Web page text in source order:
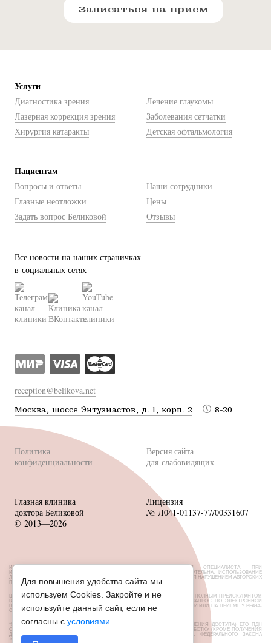
Записаться на прием
Услуги
Диагностика зрения
Лазерная коррекция зрения
Хирургия катаракты
Лечение глаукомы
Заболевания сетчатки
Детская офтальмология
Пациентам
Вопросы и ответы
Глазные неотложки
Задать вопрос Беликовой
Наши сотрудники
Цены
Отзывы
Все новости на наших страничках
в социальных сетях
reception@belikova.net
Москва, шоссе Энтузиастов, д. 1, корп. 2 8-20
Политика
конфиденциальности
Версия сайта
для слабовидящих
Глазная клиника
доктора Беликовой
© 2013—2026
Лицензия
№ Л041-01137-77/00331607
ИМЕЮТСЯ ПРОТИВОПОКАЗАНИЯ, НЕОБХОДИМА КОНСУЛЬТАЦИЯ СПЕЦИАЛИСТА. ПРИ
ИСПОЛЬЗОВАНИИ МАТЕРИАЛОВ САЙТА ССЫЛКА НА ИСТОЧНИК ОБЯЗАТЕЛЬНА. ИСПОЛЬЗОВАНИЕ
ЛЮБЫХ МАТЕРИАЛОВ БЕЗ СОГЛАСОВАНИЯ С ВЛАДЕЛЬЦЕМ САЙТА ЯВЛЯЕТСЯ НАРУШЕНИЕМ АВТОРСКИХ
ПРАВ.
ЦЕНЫ, РАЗМЕЩЕННЫЕ НА САЙТЕ, НЕ ЯВЛЯЮТСЯ ПУБЛИЧНОЙ ОФЕРТОЙ. С ПОЛНЫМ ПРЕЙСКУРАНТОМ
ВЫ МОЖЕТЕ ОЗНАКОМИТЬСЯ НА СТОЙКАХ РЕСЕПШН ИЛИ НАПРАВИВ ЗАПРОС ПО ЭЛЕКТРОННОЙ
ПОЧТЕ. ОБ АКЦИЯХ И СКИДКАХ УТОЧНЯЙТЕ У АДМИНИСТРАТОРОВ КЛИНИКИ ИЛИ НА ПРИЕМЕ У ВРАЧА-
ОФТАЛЬМОЛОГА.
*СУБЪЕКТ ПДН УСТАНОВИЛ ЗАПРЕТ НА ПЕРЕДАЧУ (КРОМЕ ПРЕДОСТАВЛЕНИЯ ДОСТУПА) ЕГО ПДН
ОПЕРАТОРОМ НЕОГРАНИЧЕННОМУ КРУГУ ЛИЦ, А ТАКЖЕ ЗАПРЕТЫ НА ОБРАБОТКУ (КРОМЕ ПОЛУЧЕНИЯ
ДОСТУПА) ИХ НЕОГРАНИЧЕННЫМ КРУГОМ ЛИЦ СОГЛАСНО СТ. 10.1 ФЕДЕРАЛЬНОГО ЗАКОНА
«О ПЕРСОНАЛЬНЫХ ДАННЫХ» ОТ 27.07.2006 N152-ФЗ
Для повышения удобства сайта мы
используем Cookies. Закройте и не
используйте данный сайт, если не
согласны с условиями